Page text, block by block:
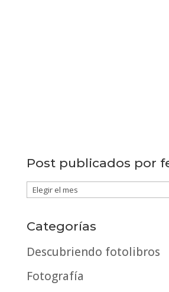
Post publicados por
Post
por
fecha
Categorías
Descubriendo fotolibros
Fotografía